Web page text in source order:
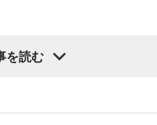
とき？」っていうCMがある
「福岡県議会で浮上した、議
す。その渦中にいる藏内勇
を読む